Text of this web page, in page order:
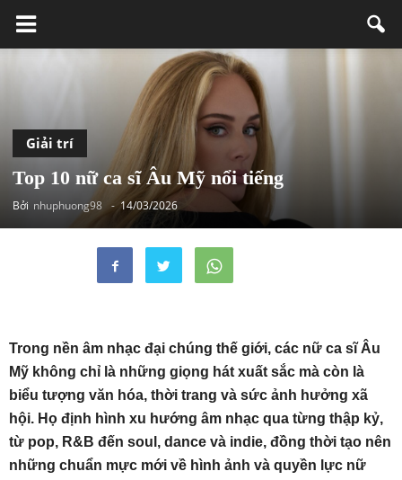
Giải trí
Top 10 nữ ca sĩ Âu Mỹ nổi tiếng
Bởi nhuphuong98 - 14/03/2026
Trong nền âm nhạc đại chúng thế giới, các nữ ca sĩ Âu
Mỹ không chỉ là những giọng hát xuất sắc mà còn là
biểu tượng văn hóa, thời trang và sức ảnh hưởng xã
hội. Họ định hình xu hướng âm nhạc qua từng thập kỷ,
từ pop, R&B đến soul, dance và indie, đồng thời tạo nên
những chuẩn mực mới về hình ảnh và quyền lực nữ